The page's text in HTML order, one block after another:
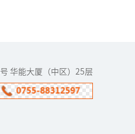
华能大厦（中区）25层